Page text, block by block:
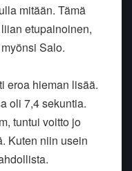
mitään. Tämä
etupainoinen,
Salo.
eroa hieman lisää.
oli 7,4 sekuntia.
tuntui voitto jo
Kuten niin usein